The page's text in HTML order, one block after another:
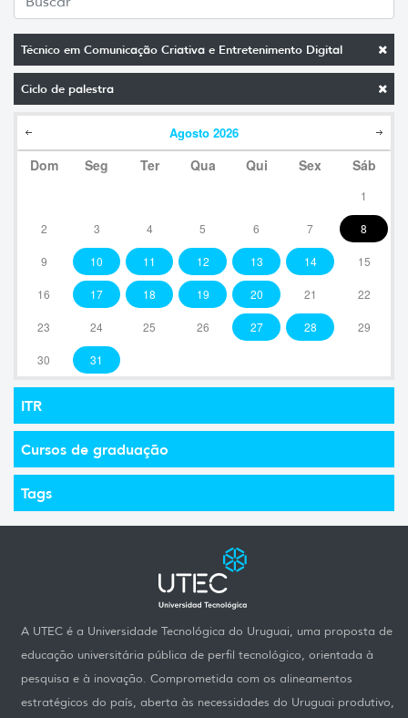
Técnico em Comunicação Criativa e Entretenimento Digital
Ciclo de palestra
Agosto 2026
Dom Seg Ter Qua Qui Sex Sáb
1
2 3 4 5 6 7 8
9 10 11 12 13 14 15
16 17 18 19 20 21 22
23 24 25 26 27 28 29
30 31
ITR
Cursos de graduação
Tags
A UTEC é a Universidade Tecnológica do Uruguai, uma proposta de
educação universitária pública de perfil tecnológico, orientada à
pesquisa e à inovação. Comprometida com os alineamentos
estratégicos do país, aberta às necessidades do Uruguai produtivo,